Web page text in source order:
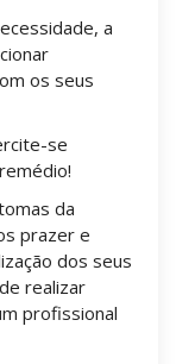
a
os seus
se
da
prazer e
dos seus
realizar
profissional